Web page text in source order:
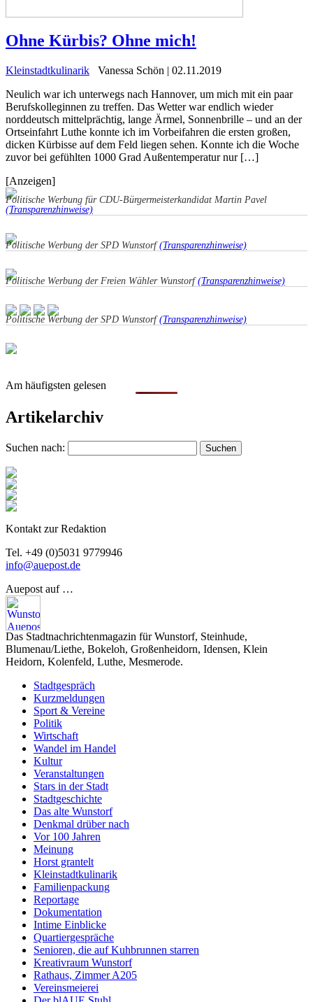
Ohne Kürbis? Ohne mich!
Kleinstadtkulinarik
Vanessa Schön | 02.11.2019
Neulich war ich unterwegs nach Hannover, um mich mit ein paar
Berufskolleginnen zu treffen. Das Wetter war endlich wieder
norddeutsch mittelprächtig, lange Ärmel, Sonnenbrille – und an der
Ortseinfahrt Luthe konnte ich im Vorbeifahren die ersten großen,
dicken Kürbisse auf dem Feld liegen sehen. Konnte ich die Woche
zuvor bei gefühlten 1000 Grad Außentemperatur nur […]
[Anzeigen]
Politische Werbung für CDU-Bürgermeisterkandidat Martin Pavel
(Transparenzhinweise)
Politische Werbung der SPD Wunstorf(Transparenzhinweise)
Politische Werbung der Freien Wähler Wunstorf(Transparenzhinweise)
Politische Werbung der SPD Wunstorf(Transparenzhinweise)
Am häufigsten gelesen
Artikelarchiv
Suchen nach:
Kontakt zur Redaktion
Tel. +49 (0)5031 9779946
info@auepost.de
Auepost auf …
Das Stadtnachrichtenmagazin für Wunstorf, Steinhude,
Blumenau/Liethe, Bokeloh, Großenheidorn, Idensen, Klein
Heidorn, Kolenfeld, Luthe, Mesmerode.
Stadtgespräch
Kurzmeldungen
Sport & Vereine
Politik
Wirtschaft
Wandel im Handel
Kultur
Veranstaltungen
Stars in der Stadt
Stadtgeschichte
Das alte Wunstorf
Denkmal drüber nach
Vor 100 Jahren
Meinung
Horst grantelt
Kleinstadtkulinarik
Familienpackung
Reportage
Dokumentation
Intime Einblicke
Quartiergespräche
Senioren, die auf Kuhbrunnen starren
Kreativraum Wunstorf
Rathaus, Zimmer A205
Vereinsmeierei